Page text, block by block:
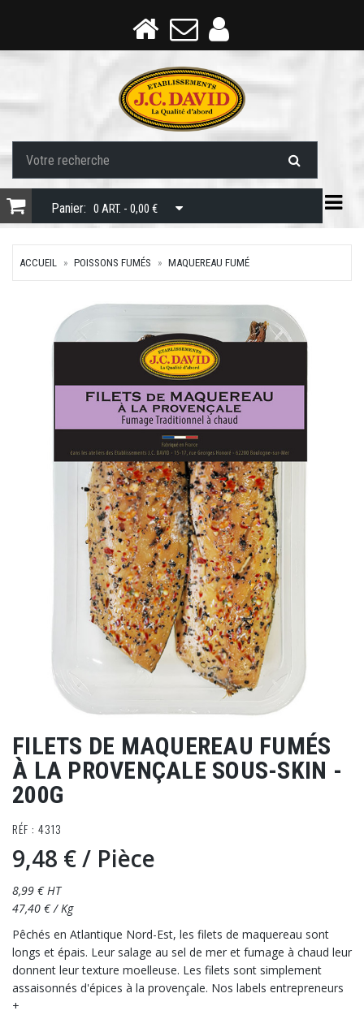
Panier: 0 ART. - 0,00 €
ACCUEIL POISSONS FUMÉS MAQUEREAU FUMÉ
FILETS DE MAQUEREAU FUMÉS
À LA PROVENÇALE SOUS-SKIN -
200G
RÉF : 4313
9,48 €/ Pièce
8,99 € HT
47,40 € / Kg
Pêchés en Atlantique Nord-Est, les filets de maquereau sont
longs et épais. Leur salage au sel de mer et fumage à chaud leur
donnent leur texture moelleuse. Les filets sont simplement
assaisonnés d'épices à la provençale. Nos labels entrepreneurs
+